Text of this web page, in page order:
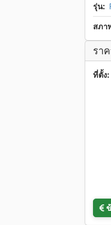
รุ่น:
สภา
รา
ที่ตั้ง: